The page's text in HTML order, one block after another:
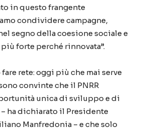
in questo frangente
condividere campagne,
segno della coesione sociale e
forte perché rinnovata”.
rete: oggi più che mai serve
convinte che il PNRR
unica di sviluppo e di
ha dichiarato il Presidente
Manfredonia – e che solo